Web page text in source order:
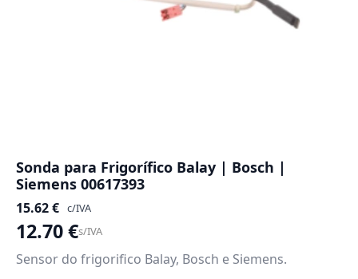
Sonda para Frigorífico Balay | Bosch |
Siemens 00617393
15.62€ c/IVA
12.70€s/IVA
Sensor do frigorifico Balay, Bosch e Siemens.